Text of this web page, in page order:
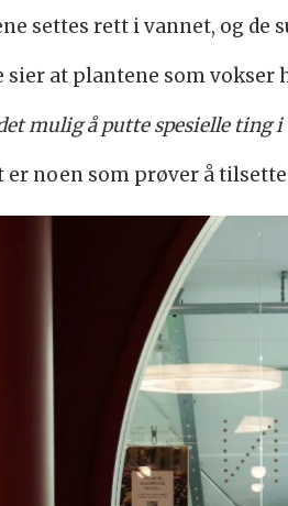
settes rett i vannet, og de
sier at plantene som vokser
mulig å putte spesielle ting
er noen som prøver å